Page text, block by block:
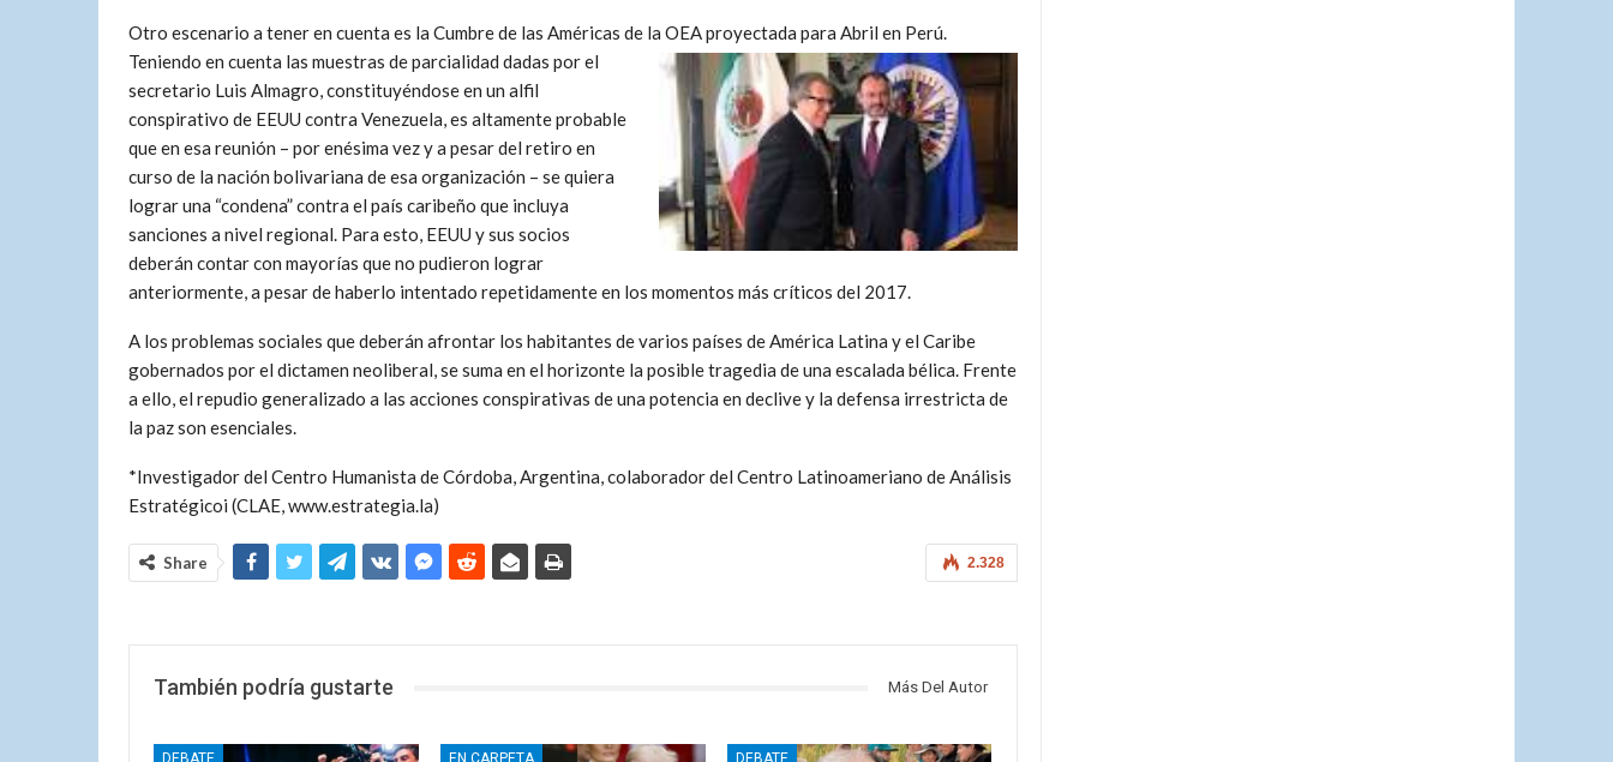
Otro escenario a tener en cuenta es la Cumbre de las Américas de la OEA proyectada para Abril en Perú.
Teniendo en cuenta las muestras de parcialidad dadas por el
secretario Luis Almagro, constituyéndose en un alfil
conspirativo de EEUU contra Venezuela, es altamente probable
que en esa reunión – por enésima vez y a pesar del retiro en
curso de la nación bolivariana de esa organización – se quiera
lograr una “condena” contra el país caribeño que incluya
sanciones a nivel regional. Para esto, EEUU y sus socios
deberán contar con mayorías que no pudieron lograr
anteriormente, a pesar de haberlo intentado repetidamente en los momentos más críticos del 2017.
A los problemas sociales que deberán afrontar los habitantes de varios países de América Latina y el Caribe
gobernados por el dictamen neoliberal, se suma en el horizonte la posible tragedia de una escalada bélica. Frente
a ello, el repudio generalizado a las acciones conspirativas de una potencia en declive y la defensa irrestricta de
la paz son esenciales.
*Investigador del Centro Humanista de Córdoba, Argentina, colaborador del Centro Latinoameriano de Análisis
Estratégicoi (CLAE, www.estrategia.la)
2.328
Share
También podría gustarte Más Del Autor
DEBATE EN CARPETA DEBATE